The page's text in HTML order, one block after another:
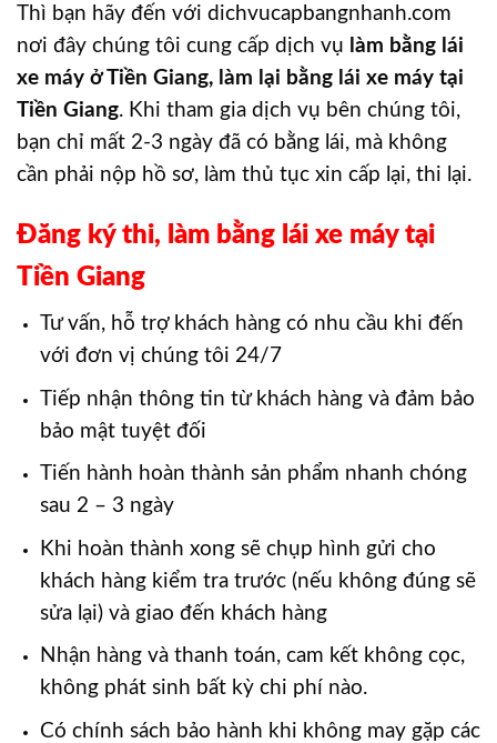
Thì bạn hãy đến với dichvucapbangnhanh.com
nơi đây chúng tôi cung cấp dịch vụ làm bằng lái
xe máy ở Tiền Giang, làm lại bằng lái xe máy tại
Tiền Giang. Khi tham gia dịch vụ bên chúng tôi,
bạn chỉ mất 2-3 ngày đã có bằng lái, mà không
cần phải nộp hồ sơ, làm thủ tục xin cấp lại, thi lại.
Đăng ký thi, làm bằng lái xe máy tại
Tiền Giang
Tư vấn, hỗ trợ khách hàng có nhu cầu khi đến
với đơn vị chúng tôi 24/7
Tiếp nhận thông tin từ khách hàng và đảm bảo
bảo mật tuyệt đối
Tiến hành hoàn thành sản phẩm nhanh chóng
sau 2 – 3 ngày
Khi hoàn thành xong sẽ chụp hình gửi cho
khách hàng kiểm tra trước (nếu không đúng sẽ
sửa lại) và giao đến khách hàng
Nhận hàng và thanh toán, cam kết không cọc,
không phát sinh bất kỳ chi phí nào.
Có chính sách bảo hành khi không may gặp các